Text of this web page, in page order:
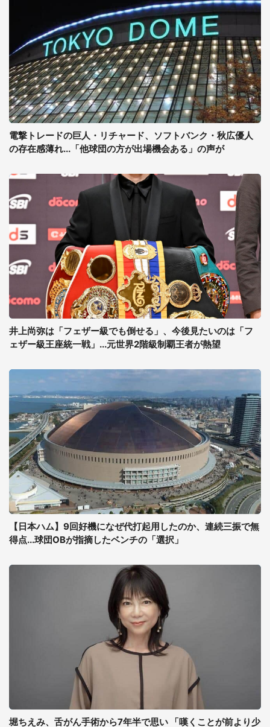
電撃トレードの巨人・リチャード、ソフトバンク・秋広優人
の存在感薄れ...「他球団の方が出場機会ある」の声が
井上尚弥は「フェザー級でも倒せる」、今後見たいのは「フ
ェザー級王座統一戦」...元世界2階級制覇王者が熱望
【日本ハム】9回好機になぜ代打起用したのか、連続三振で無
得点...球団OBが指摘したベンチの「選択」
堀ちえみ、舌がん手術から7年半で思い 「嘆くことが前より少